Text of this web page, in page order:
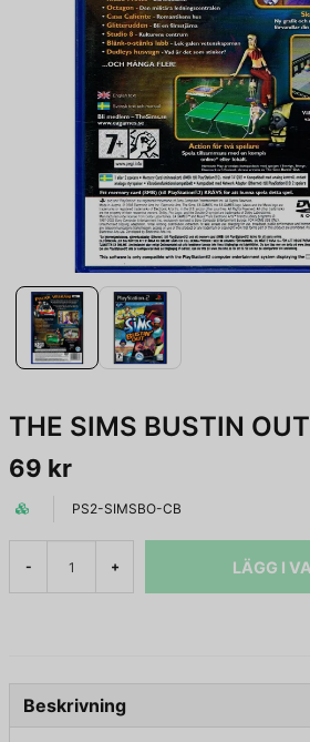
THE SIMS BUSTIN
69 kr
PS2-SIMSBO-CB
- + LÄGG I
Beskrivning